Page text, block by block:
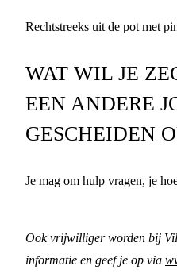
Rechtstreeks uit de pot met
WAT WIL JE
EEN ANDERE
GESCHEIDEN
Je mag om hulp vragen, je
Ook vrijwilliger worden bij
informatie en geef je op via